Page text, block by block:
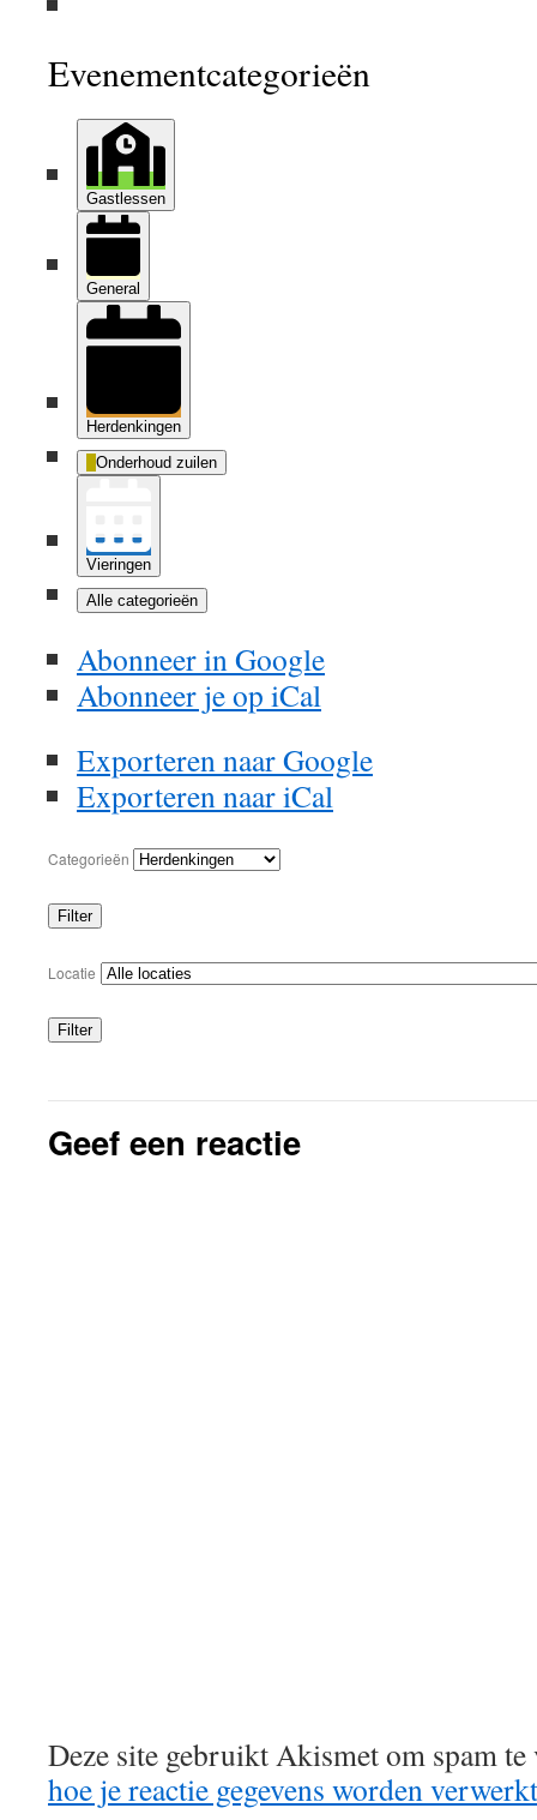
Evenementcategorieën
Gastlessen
General
Herdenkingen
Onderhoud zuilen
Vieringen
Alle categorieën
Abonneer inGoogle
Abonneer je op iCal
Exporteren naarGoogle
Exporteren naariCal
Categorieën
Filter
Categorieën
Locatie
Filter
Locaties
Geef een reactie
Deze site gebruikt Akismet om spam
hoe je reactie gegevens worden verwerkt